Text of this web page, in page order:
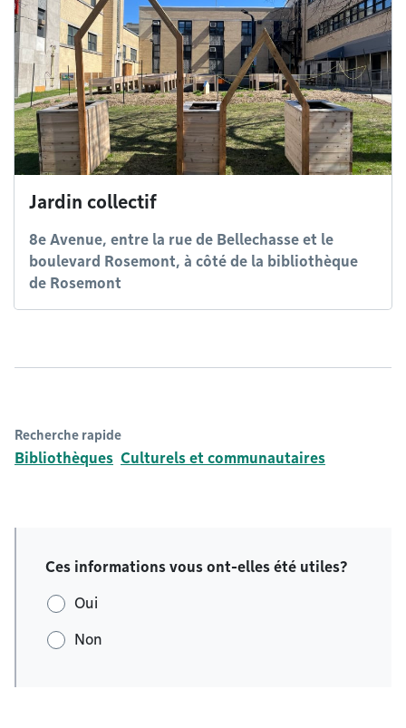
Jardin collectif
8e Avenue, entre la rue de Bellechasse et le
boulevard Rosemont, à côté de la bibliothèque
de Rosemont
Recherche rapide
Bibliothèques Culturels et communautaires
Ces informations vous ont-elles été utiles?
Oui
Non